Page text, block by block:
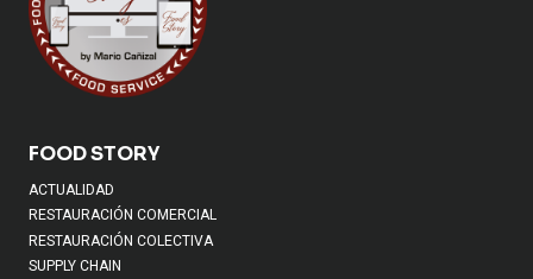
FOOD STORY
ACTUALIDAD
RESTAURACIÓN COMERCIAL
RESTAURACIÓN COLECTIVA
SUPPLY CHAIN